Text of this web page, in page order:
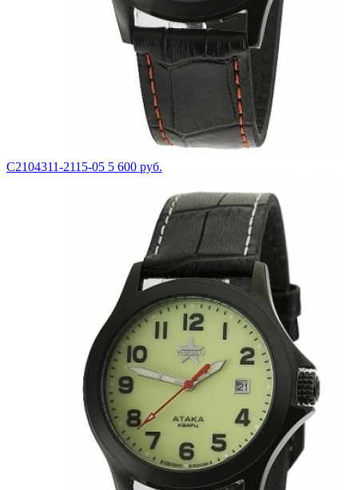
С2104311-2115-05 5 600 руб.